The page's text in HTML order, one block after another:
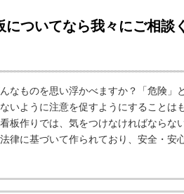
についてなら我々にご相談
なものを思い浮かべますか？「危険」
いように注意を促すようにすることは
板作りでは、気をつけなければならな
律に基づいて作られており、安全・安